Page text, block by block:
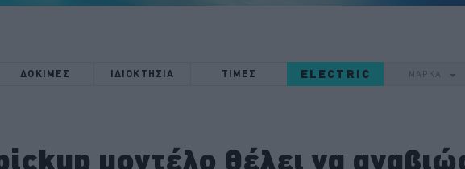
ΔΟΚΙΜΕΣ ΙΔΙΟΚΤΗΣΙΑ ΤΙΜΕΣ ELECTRIC ΜΑΡΚΑ
μοντέλο θέλει να